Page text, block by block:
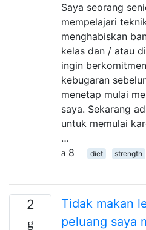
Saya seorang
mempelajari
menghabiskan
kelas dan / atau
ingin
kebugaran
menetap mulai
saya. Sekarang
untuk memulai
…
8
diet strength
2
Tidak makan
peluang saya